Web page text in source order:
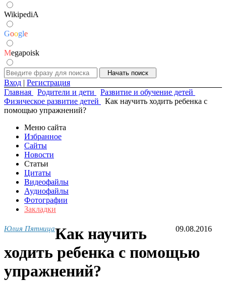
WikipediA
Google
Megapoisk
Вход | Регистрация
Главная
Родители и дети
Развитие и обучение детей
Физическое развитие детей
Как научить ходить ребенка с
помощью упражнений?
Меню сайта
Избранное
Сайты
Новости
Статьи
Цитаты
Видеофайлы
Аудиофайлы
Фотографии
Закладки
Юлия Пятница 09.08.2016
Как научить
ходить ребенка с помощью
упражнений?